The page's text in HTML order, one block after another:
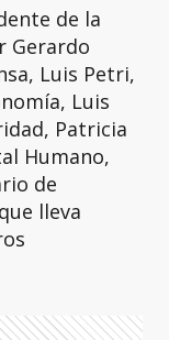
de la
Gerardo
Luis Petri,
Luis
Patricia
Humano,
de
lleva